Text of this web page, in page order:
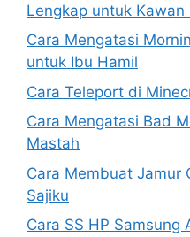
Lengkap untuk Kawan
Cara Mengatasi
untuk Ibu Hamil
Cara Teleport di
Cara Mengatasi Bad
Mastah
Cara Membuat Jamur
Sajiku
Cara SS HP